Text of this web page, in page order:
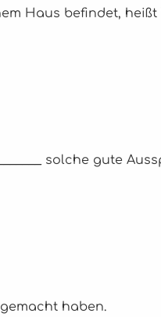
Haus befindet,
solche gute
gemacht haben.